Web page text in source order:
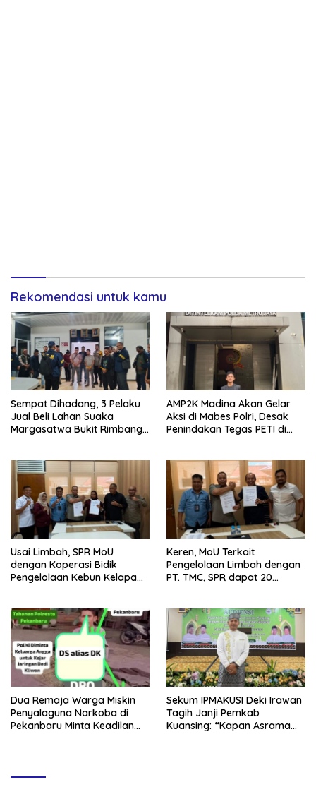
Rekomendasi untuk kamu
Sempat Dihadang, 3 Pelaku
Jual Beli Lahan Suaka
Margasatwa Bukit Rimbang
AMP2K Madina Akan Gelar
Aksi di Mabes Polri, Desak
Penindakan Tegas PETI di
Usai Limbah, SPR MoU
dengan Koperasi Bidik
Pengelolaan Kebun Kelapa
Keren, MoU Terkait
Pengelolaan Limbah dengan
PT. TMC, SPR dapat 20
Dua Remaja Warga Miskin
Penyalaguna Narkoba di
Pekanbaru Minta Keadilan
Sekum IPMAKUSI Deki Irawan
Tagih Janji Pemkab
Kuansing: “Kapan Asrama